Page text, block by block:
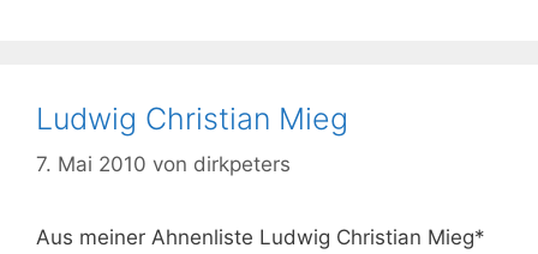
Ludwig Christian Mieg
7. Mai 2010 von dirkpeters
Aus meiner Ahnenliste Ludwig Christian Mieg*